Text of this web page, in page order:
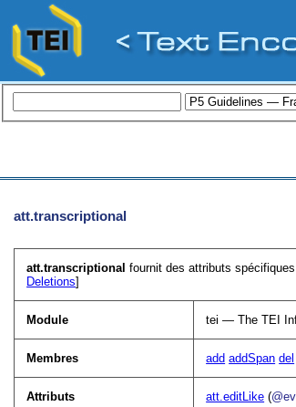
att.transcriptional
att.transcriptional fournit des attributs
Deletions]
Module tei — The TEI
Membres add addSpan del
Attributs att.editLike (